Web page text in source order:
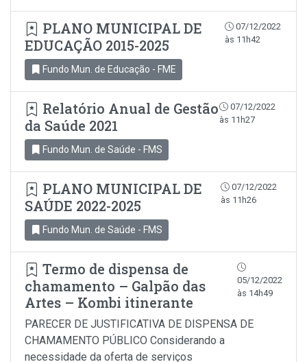
PLANO MUNICIPAL DE
EDUCAÇÃO 2015-2025
07/12/2022
às 11h42
Fundo Mun. de Educação - FME
Relatório Anual de Gestão
da Saúde 2021
07/12/2022
às 11h27
Fundo Mun. de Saúde - FMS
PLANO MUNICIPAL DE
SAÚDE 2022-2025
07/12/2022
às 11h26
Fundo Mun. de Saúde - FMS
Termo de dispensa de
chamamento – Galpão das
Artes – Kombi itinerante
05/12/2022
às 14h49
PARECER DE JUSTIFICATIVA DE DISPENSA DE
CHAMAMENTO PÚBLICO Considerando a
necessidade da oferta de serviços